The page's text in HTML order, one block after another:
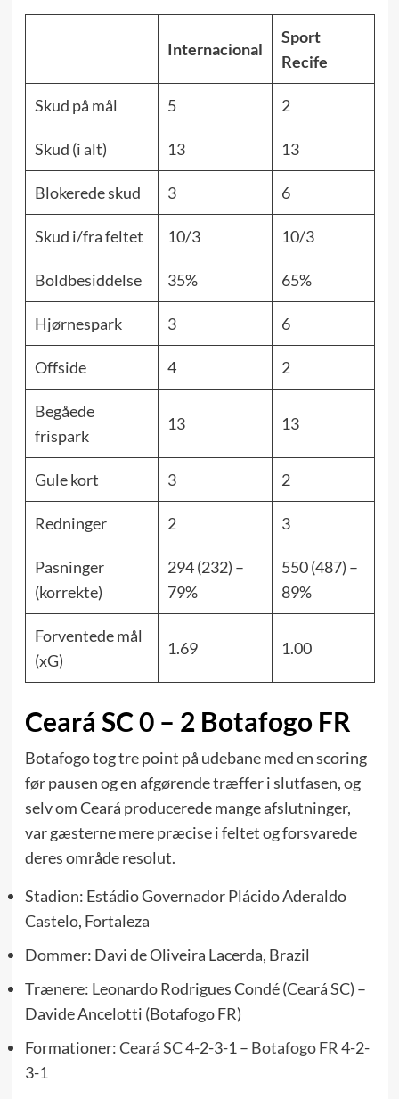
Internacional
Sport
Recife
Skud på mål 5 2
Skud (i alt) 13 13
Blokerede skud 3 6
Skud i/fra feltet 10/3 10/3
Boldbesiddelse 35% 65%
Hjørnespark 3 6
Offside 4 2
Begåede
frispark
13 13
Gule kort 3 2
Redninger 2 3
Pasninger
(korrekte)
294 (232) –
79%
550 (487) –
89%
Forventede mål
(xG)
1.69 1.00
Ceará SC 0 – 2 Botafogo FR
Botafogo tog tre point på udebane med en scoring
før pausen og en afgørende træffer i slutfasen, og
selv om Ceará producerede mange afslutninger,
var gæsterne mere præcise i feltet og forsvarede
deres område resolut.
Stadion: Estádio Governador Plácido Aderaldo
Castelo, Fortaleza
Dommer: Davi de Oliveira Lacerda, Brazil
Trænere: Leonardo Rodrigues Condé (Ceará SC) –
Davide Ancelotti (Botafogo FR)
Formationer:Ceará SC4-2-3-1 – Botafogo FR4-2-
3-1